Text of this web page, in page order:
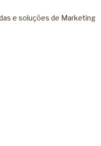
e soluções de Marketing